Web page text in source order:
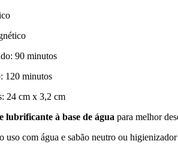
90 minutos
120 minutos
24 cm x 3,2 cm
lubrificante à base de água para melhor
uso com água e sabão neutro ou